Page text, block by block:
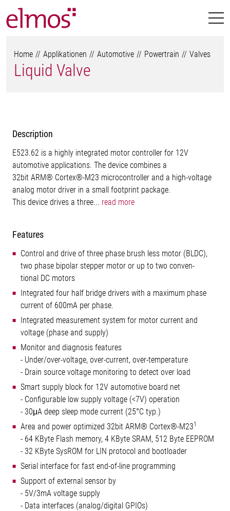
Home Applikationen Automotive Powertrain Valves
Liquid Valve
Description
E523.62 is a highly integrated motor controller for 12V
automotive applications. The device combines a
32bit ARM® Cortex®-M23 microcontroller and a high-voltage
analog motor driver in a small footprint package.
This device drives a three... read more
Features
Control and drive of three phase brush less motor (BLDC),
two phase bipolar stepper motor or up to two conven-
tional DC motors
Integrated four half bridge drivers with a maximum phase
current of 600mA per phase.
Integrated measurement system for motor current and
voltage (phase and supply)
Monitor and diagnosis features
- Under/over-voltage, over-current, over-temperature
- Drain source voltage monitoring to detect over load
Smart supply block for 12V automotive board net
- Configurable low supply voltage (<7V) operation
- 30μA deep sleep mode current (25°C typ.)
Area and power optimized 32bit ARM® Cortex®-M231
- 64 KByte Flash memory, 4 KByte SRAM, 512 Byte EEPROM
- 32 KByte SysROM for LIN protocol and bootloader
Serial interface for fast end-of-line programming
Support of external sensor by
- 5V/3mA voltage supply
- Data interfaces (analog/digital GPIOs)